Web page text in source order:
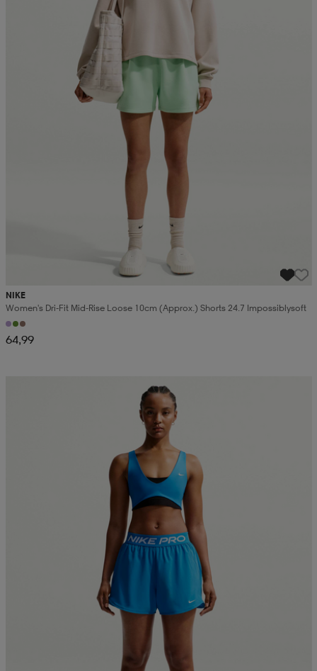
NIKE
Women's Dri-Fit Mid-Rise Loose 10cm (approx.) Shorts 24.7 Impossiblysoft
64,99